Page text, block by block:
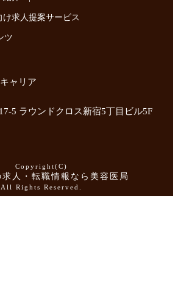
求人提案サービス
ツ
ャリア
5 ラウンドクロス新宿5丁目ビル5F
Copyright(C)
人・転職情報なら美容医局
All Rights Reserved.